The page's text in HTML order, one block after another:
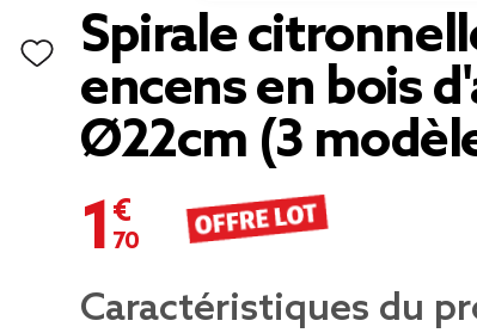
Spirale
encens en bois
Ø22cm (3
1,70 €
Caractéristiques du